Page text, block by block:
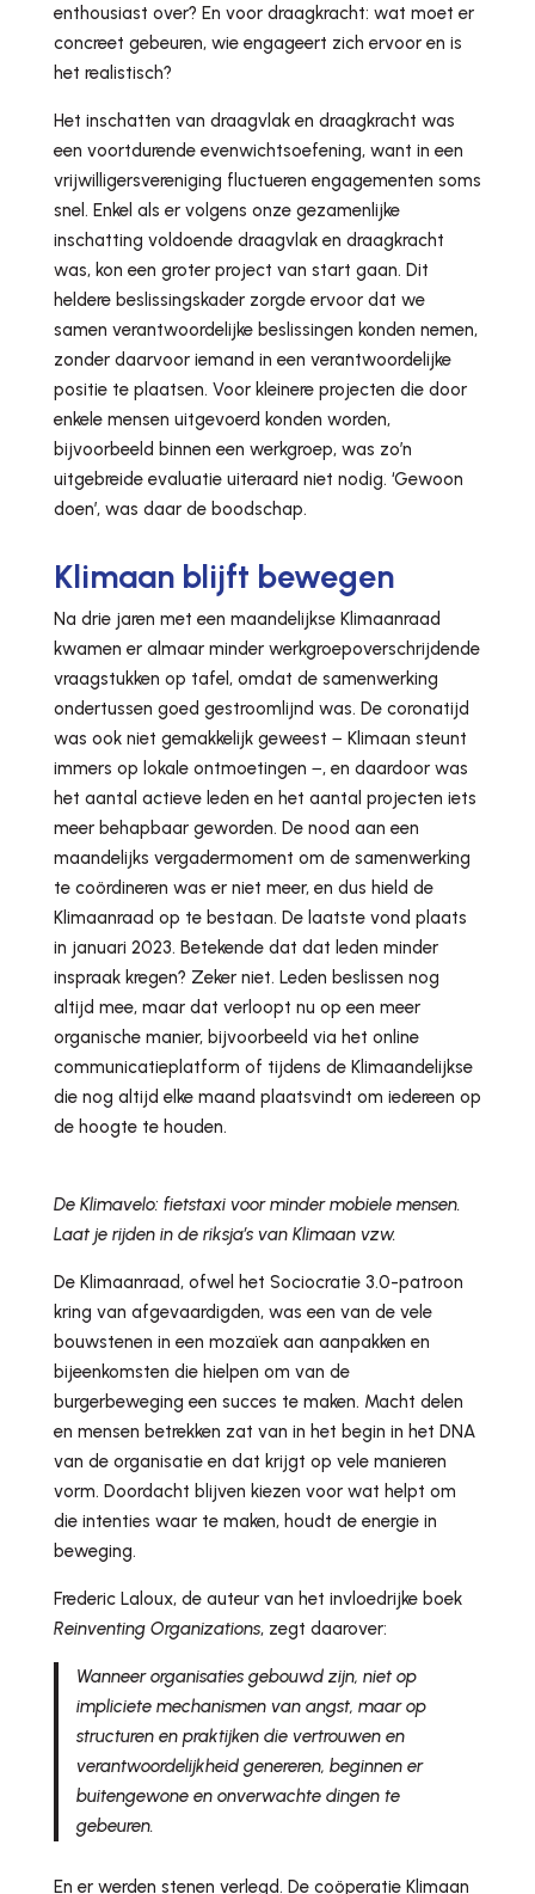
enthousiast over? En voor draagkracht: wat moet er
concreet gebeuren, wie engageert zich ervoor en is
het realistisch?
Het inschatten van draagvlak en draagkracht was
een voortdurende evenwichtsoefening, want in een
vrijwilligersvereniging fluctueren engagementen soms
snel. Enkel als er volgens onze gezamenlijke
inschatting voldoende draagvlak en draagkracht
was, kon een groter project van start gaan. Dit
heldere beslissingskader zorgde ervoor dat we
samen verantwoordelijke beslissingen konden nemen,
zonder daarvoor iemand in een verantwoordelijke
positie te plaatsen. Voor kleinere projecten die door
enkele mensen uitgevoerd konden worden,
bijvoorbeeld binnen een werkgroep, was zo’n
uitgebreide evaluatie uiteraard niet nodig. ‘Gewoon
doen’, was daar de boodschap.
Klimaan blijft bewegen
Na drie jaren met een maandelijkse Klimaanraad
kwamen er almaar minder werkgroepoverschrijdende
vraagstukken op tafel, omdat de samenwerking
ondertussen goed gestroomlijnd was. De coronatijd
was ook niet gemakkelijk geweest − Klimaan steunt
immers op lokale ontmoetingen −, en daardoor was
het aantal actieve leden en het aantal projecten iets
meer behapbaar geworden. De nood aan een
maandelijks vergadermoment om de samenwerking
te coördineren was er niet meer, en dus hield de
Klimaanraad op te bestaan. De laatste vond plaats
in januari 2023. Betekende dat dat leden minder
inspraak kregen? Zeker niet. Leden beslissen nog
altijd mee, maar dat verloopt nu op een meer
organische manier, bijvoorbeeld via het online
communicatieplatform of tijdens de Klimaandelijkse
die nog altijd elke maand plaatsvindt om iedereen op
de hoogte te houden.
De Klimavelo: fietstaxi voor minder mobiele mensen.
Laat je rijden in de riksja’s van Klimaan vzw.
De Klimaanraad, ofwel het Sociocratie 3.0-patroon
kring van afgevaardigden, was een van de vele
bouwstenen in een mozaïek aan aanpakken en
bijeenkomsten die hielpen om van de
burgerbeweging een succes te maken. Macht delen
en mensen betrekken zat van in het begin in het DNA
van de organisatie en dat krijgt op vele manieren
vorm. Doordacht blijven kiezen voor wat helpt om
die intenties waar te maken, houdt de energie in
beweging.
Frederic Laloux, de auteur van het invloedrijke boek
Reinventing Organizations, zegt daarover:
Wanneer organisaties gebouwd zijn, niet op
impliciete mechanismen van angst, maar op
structuren en praktijken die vertrouwen en
verantwoordelijkheid genereren, beginnen er
buitengewone en onverwachte dingen te
gebeuren.
En er werden stenen verlegd. De coöperatie Klimaan